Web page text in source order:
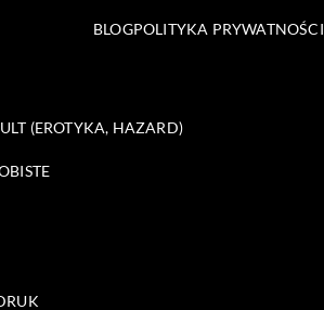
BLOGPOLITYKA PRYWATNOŚCI
(EROTYKA, HAZARD)